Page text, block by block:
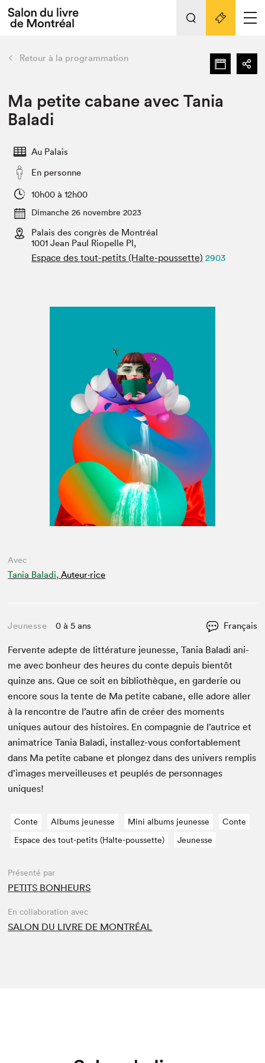
Espace exposant⋅e⋅s
Espace enseignant·e·s
L'événement
Préparer sa visite au Salon
SLM PRO
retour Nos activités
Préparer sa visite
Salon au Palais
Salon dans la ville et en ligne
Projets partenaires
Liens pratiques
Retour à la programmation
Ma petite cabane avec Tania
Baladi
Au Palais
En personne
10h00 à 12h00
Dimanche 26 novembre 2023
Palais des congrès de Montréal
1001 Jean Paul Riopelle Pl,
Espace des tout-petits (Halte-poussette) 2903
Avec
Tania Baladi, Auteur·rice
Jeunesse 0 à 5 ans Français
Fer­vente adepte de lit­téra­ture jeunesse, Tania Bal­a­di ani­
me avec bon­heur des heures du con­te depuis bien­tôt
quinze ans. Que ce soit en bib­lio­thèque, en garderie ou
encore sous la tente de Ma petite cabane, elle adore aller
à la ren­con­tre de l’autre afin de créer des moments
uniques autour des his­toires. En com­pag­nie de l’autrice et
ani­ma­trice Tania Bal­a­di, installez-vous con­fort­able­ment
dans Ma petite cabane et plongez dans des univers rem­plis
d’images mer­veilleuses et peu­plés de per­son­nages
uniques!
Conte Albums jeunesse Mini albums jeunesse
Conte
Espace des tout-petits (Halte-poussette)
Jeunesse
Présenté par
PETITS BONHEURS
En collaboration avec
SALON DU LIVRE DE MONTRÉAL